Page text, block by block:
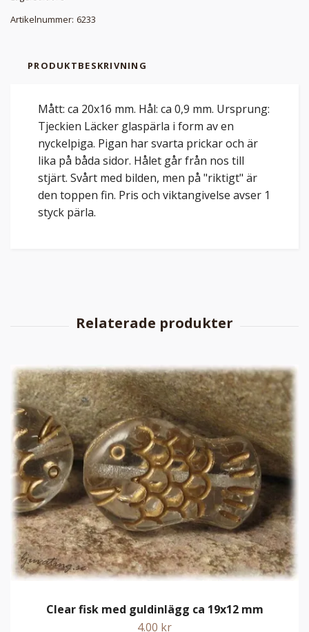
Artikelnummer: 6233
PRODUKTBESKRIVNING
Mått: ca 20x16 mm. Hål: ca 0,9 mm. Ursprung:
Tjeckien Läcker glaspärla i form av en
nyckelpiga. Pigan har svarta prickar och är
lika på båda sidor. Hålet går från nos till
stjärt. Svårt med bilden, men på "riktigt" är
den toppen fin. Pris och viktangivelse avser 1
styck pärla.
Clear fisk med guldinlägg ca 19x12 mm
4.00 kr